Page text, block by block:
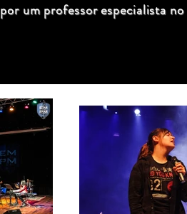
por um professor especialista